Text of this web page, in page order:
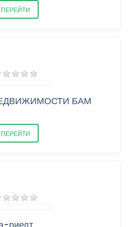
ПЕРЕЙТИ
БАМ
ПЕРЕЙТИ